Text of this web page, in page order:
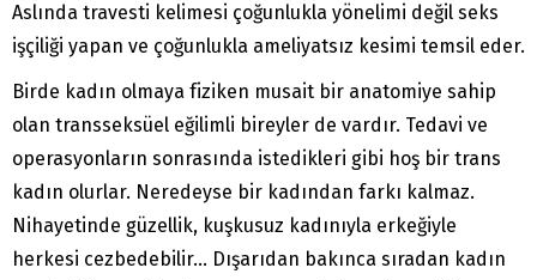
Aslında travesti kelimesi çoğunlukla yönelimi değil seks
işçiliği yapan ve çoğunlukla ameliyatsız kesimi temsil eder.
Birde kadın olmaya fiziken musait bir anatomiye sahip
olan transseksüel eğilimli bireyler de vardır. Tedavi ve
operasyonların sonrasında istedikleri gibi hoş bir trans
kadın olurlar. Neredeyse bir kadından farkı kalmaz.
Nihayetinde güzellik, kuşkusuz kadınıyla erkeğiyle
herkesi cezbedebilir… Dışarıdan bakınca sıradan kadın